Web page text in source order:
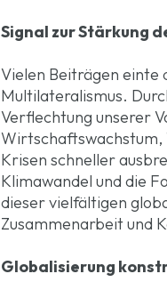
Signal zur Stärkung
Vielen Beiträgen einte
Multilateralismus.
Verflechtung unserer
Wirtschaftswachstum,
Krisen schneller
Klimawandel und die
dieser vielfältigen
Zusammenarbeit und
Globalisierung